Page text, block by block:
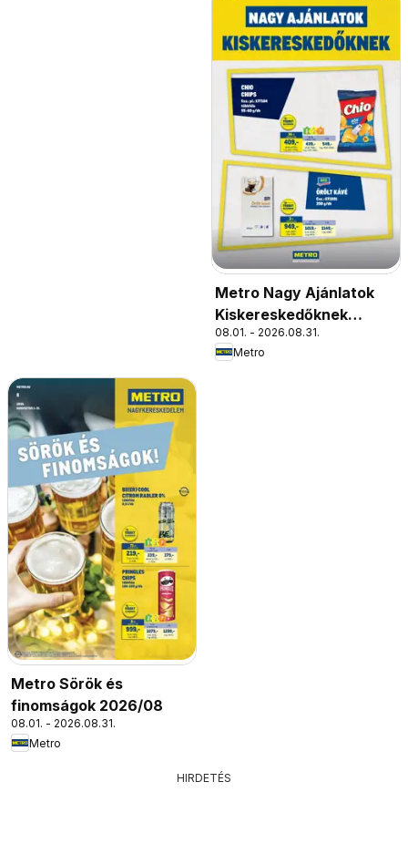
Metro Nagy Ajánlatok
Kiskereskedőknek
2026/08
08.01. - 2026.08.31.
Metro
Metro Sörök és
finomságok 2026/08
08.01. - 2026.08.31.
Metro
HIRDETÉS